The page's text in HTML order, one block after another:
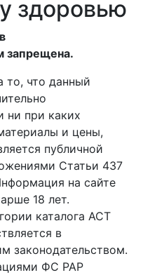
здоровью
запрещена.
то, что данный
ни при каких
и цены,
публичной
Статьи 437
на сайте
18 лет.
каталога АСТ
в
законодательством.
ФС РАР